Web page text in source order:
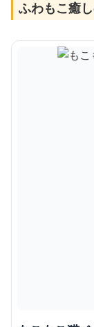
ふわもこ癒